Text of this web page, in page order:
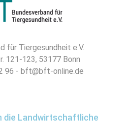
für Tiergesundheit e.V.
121-123, 53177 Bonn
96 - bft@bft-online.de
die Landwirtschaftliche